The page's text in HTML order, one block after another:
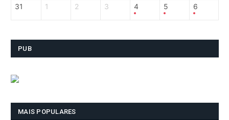
31 1 2 3 4 5 6
PUB
MAIS POPULARES